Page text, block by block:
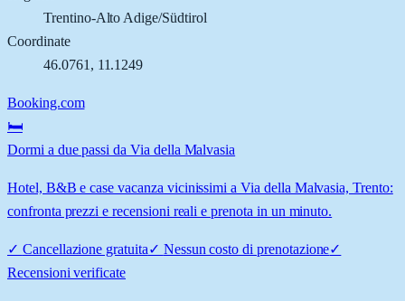
Trentino-Alto Adige/Südtirol
Coordinate
46.0761 , 11.1249
Booking.com
🛏️
Dormi a due passi da Via della Malvasia
Hotel, B&B e case vacanza vicinissimi a Via della Malvasia, Trento:
confronta prezzi e recensioni reali e prenota in un minuto.
✓ Cancellazione gratuita✓ Nessun costo di prenotazione✓
Recensioni verificate